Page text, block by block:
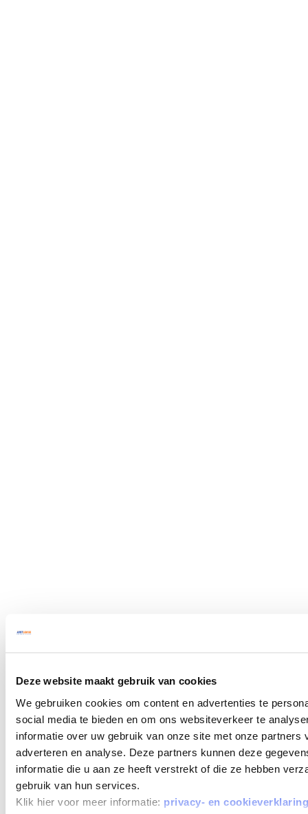
Deze website maakt gebruik van cookies
We gebruiken cookies om content en advertenties te
social media te bieden en om ons websiteverkeer te
informatie over uw gebruik van onze site met onze partners
adverteren en analyse. Deze partners kunnen deze
informatie die u aan ze heeft verstrekt of die ze hebben
gebruik van hun services.
Klik hier voor meer informatie: privacy- en cookieverklaring